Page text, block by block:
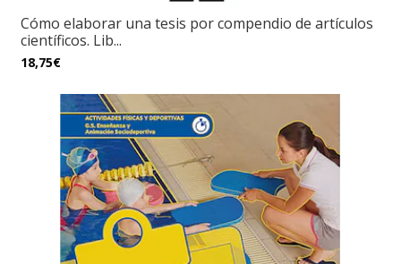
Cómo elaborar una tesis por compendio de artículos
científicos. Lib...
18,75€